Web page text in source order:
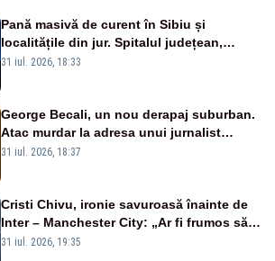
Pană masivă de curent în Sibiu și
localitățile din jur. Spitalul județean,
semafoarele, rețelele de telefonie, grav
31 iul. 2026, 18:33
George Becali, un nou derapaj suburban.
Atac murdar la adresa unui jurnalist
sportiv – AUDIO
31 iul. 2026, 18:37
Cristi Chivu, ironie savuroasă înainte de
Inter – Manchester City: „Ar fi frumos să
mai cumpărați și de la noi”
31 iul. 2026, 19:35